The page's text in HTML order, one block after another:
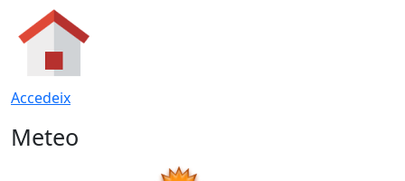
Accedeix
Meteo